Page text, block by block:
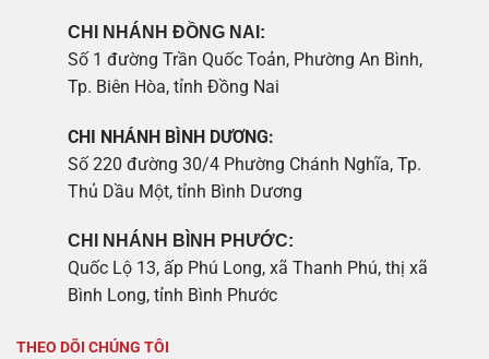
CHI NHÁNH ĐỒNG NAI:
Số 1 đường Trần Quốc Toản, Phường An Bình,
Tp. Biên Hòa, tỉnh Đồng Nai
CHI NHÁNH BÌNH DƯƠNG:
Số 220 đường 30/4 Phường Chánh Nghĩa, Tp.
Thủ Dầu Một, tỉnh Bình Dương
CHI NHÁNH BÌNH PHƯỚC:
Quốc Lộ 13, ấp Phú Long, xã Thanh Phú, thị xã
Bình Long, tỉnh Bình Phước
THEO DÕI CHÚNG TÔI